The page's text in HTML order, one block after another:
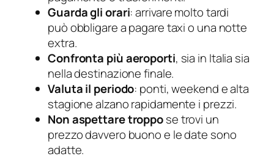
Guarda gli orari: arrivare molto tardi
può obbligare a pagare taxi o una notte
extra.
Confronta più aeroporti, sia in Italia sia
nella destinazione finale.
Valuta il periodo: ponti, weekend e alta
stagione alzano rapidamente i prezzi.
Non aspettare troppose trovi un
prezzo davvero buono e le date sono
adatte.